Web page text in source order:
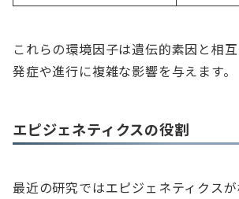
これらの環境因子は遺伝的素因と相
発症や進行に複雑な影響を与えます。
エピジェネティクスの役割
最近の研究ではエピジェネティクス